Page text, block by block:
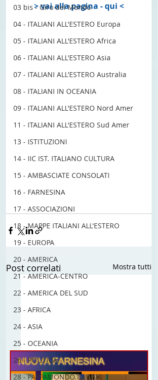
03 bis - Giro del Mondo
04 - ITALIANI ALL'ESTERO Europa
05 - ITALIANI ALL'ESTERO Africa
06 - ITALIANI ALL'ESTERO Asia
07 - ITALIANI ALL'ESTERO Australia
08 - ITALIANI IN OCEANIA
09 - ITALIANI ALL'ESTERO Nord Amer
11 - ITALIANI ALL'ESTERO Sud Amer
13 - ISTITUZIONI
14 - IIC IST. ITALIANO CULTURA
15 - AMBASCIATE CONSOLATI
16 - FARNESINA
17 - ASSOCIAZIONI
18 - MAPPE ITALIANI ALL'ESTERO
19 - EUROPA
20 - AMERICA
21 - AMERICA-CENTRO
22 - AMERICA DEL SUD
23 - AFRICA
24 - ASIA
25 - OCEANIA
26 - POLITICA
28 - PAPPAMONDO.TV
> vai alla pagina - qui <
#argentina #australia
#brasile#canada #istambul
#inghilterra #lavoro
#italianimondo#ITALIANIIN
#italianiallestero #italiani
#movimento #movimentoaire
#movimentoaire#nelmondo
#nuovazelanda
#scozia
Post correlati Mostra tutti